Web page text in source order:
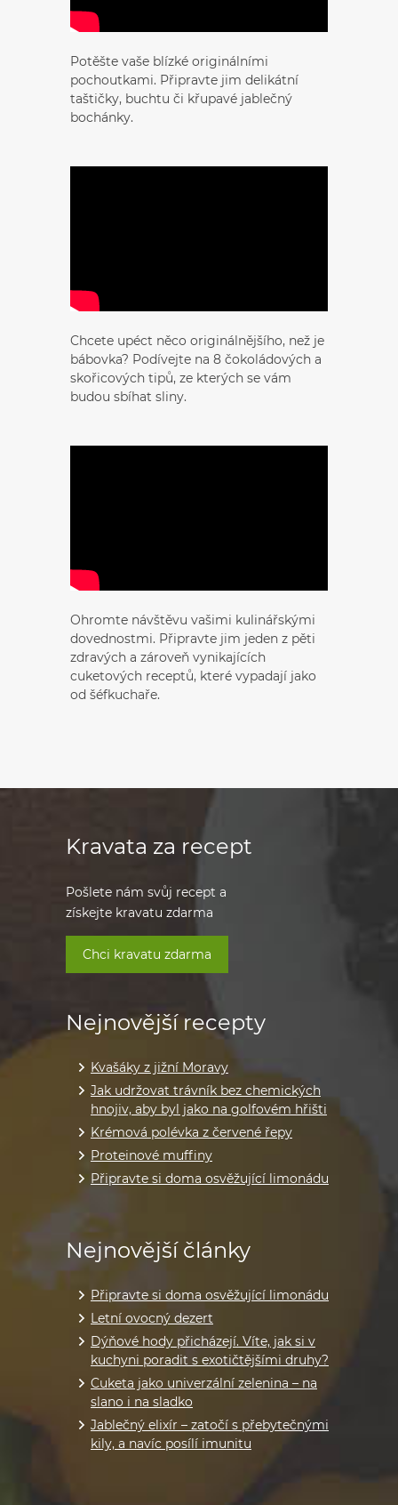
Potěšte vaše blízké originálními
pochoutkami. Připravte jim delikátní
taštičky, buchtu či křupavé jablečný
bochánky.
Chcete upéct něco originálnějšího, než je
bábovka? Podívejte na 8 čokoládových a
skořicových tipů, ze kterých se vám
budou sbíhat sliny.
Ohromte návštěvu vašimi kulinářskými
dovednostmi. Připravte jim jeden z pěti
zdravých a zároveň vynikajících
cuketových receptů, které vypadají jako
od šéfkuchaře.
Nejnovější recepty
Kvašáky z jižní Moravy
Jak udržovat trávník bez chemických
hnojiv, aby byl jako na golfovém hřišti
Krémová polévka z červené řepy
Proteinové muffiny
Připravte si doma osvěžující limonádu
Nejnovější články
Připravte si doma osvěžující limonádu
Letní ovocný dezert
Dýňové hody přicházejí. Víte, jak si v
kuchyni poradit s exotičtějšími druhy?
Cuketa jako univerzální zelenina – na
slano i na sladko
Jablečný elixír – zatočí s přebytečnými
kily, a navíc posílí imunitu
Kravata za recept
Pošlete nám svůj recept a
získejte kravatu zdarma
Chci kravatu zdarma